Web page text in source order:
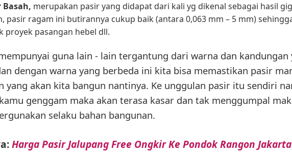
Basah, merupakan pasir yang didapat dari kali yg dikenal sebagai hasil
pasir ragam ini butirannya cukup baik (antara 0,063 mm – 5 mm)
proyek pasangan hebel dll.
guna lain - lain tergantung dari warna dan
dengan warna yang berbeda ini kita bisa memastikan pasir
yang akan kita bangun nantinya. Ke unggulan pasir itu sendiri
genggam maka akan terasa kasar dan tak menggumpal
selaku bahan bangunan.
Harga Pasir Jalupang Free Ongkir Ke Pondok Rangon Jakarta